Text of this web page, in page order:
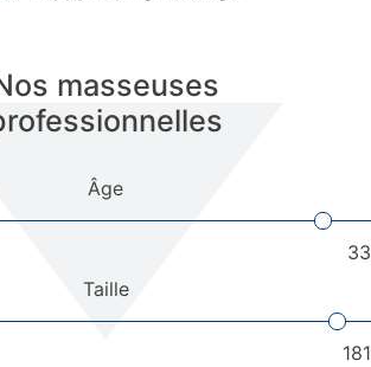
masseuses
Âge
33
Taille
181